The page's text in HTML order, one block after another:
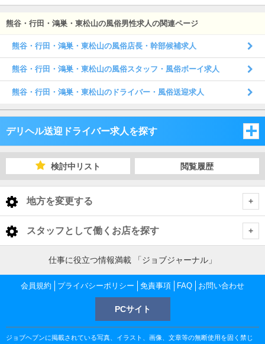
熊谷・行田・鴻巣・東松山の風俗男性求人の関連ページ
熊谷・行田・鴻巣・東松山の風俗店長・幹部候補求人
熊谷・行田・鴻巣・東松山の風俗スタッフ・風俗ボーイ求人
熊谷・行田・鴻巣・東松山のドライバー・風俗送迎求人
デリヘル送迎ドライバー求人を探す
埼玉県
さいたま市・中央地域 デリヘル送迎ドライバー
大宮・さいたま・浦和 デリヘル送迎ドライバー
越谷・東部地域
越谷・東部地域 デリヘル送迎ドライバー
熊谷・北部地域
千葉市
千葉市 デリヘル送迎ドライバー
栄町 デリヘル送迎ドライバー
船橋・市川・浦安 デリヘル送迎ドライバー
松戸・柏
茨城県 デリヘル送迎ドライバー
土浦・取手・つくば・石岡
土浦・取手・つくば・石岡 デリヘル送迎ドライバー
水戸・笠間
栃木県 デリヘル送迎ドライバー
宇都宮・鹿沼
群馬県 デリヘル送迎ドライバー
検討中リスト 閲覧履歴
地方を変更する
< 全国トップ
北海道 男性高収入
東北 男性高収入
南関東 男性高収入
甲信越 男性高収入
北関東 男性高収入
スタッフとして働くお店を探す
東京都
東京 男性高収入
新宿 男性高収入
神奈川県
関内 男性高収入
仕事に役立つ情報満載 「ジョブジャーナル」
会員規約 プライバシーポリシー 免責事項 FAQ お問い合わせ
PCサイト
ジョブヘブンに掲載されている写真、イラスト、画像、文章等の無断使用を固く禁じ